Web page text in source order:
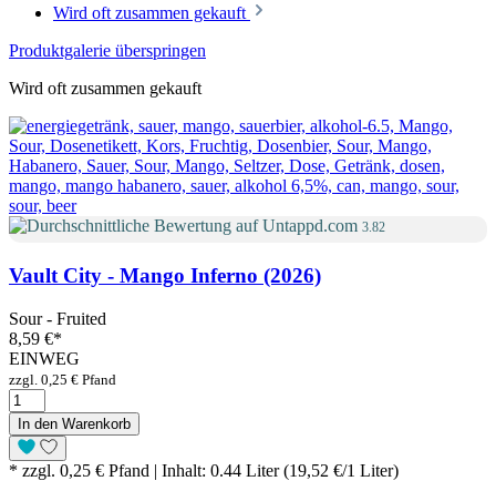
Wird oft zusammen gekauft
Produktgalerie überspringen
Wird oft zusammen gekauft
3.82
Vault City - Mango Inferno (2026)
Sour - Fruited
8,59 €*
EINWEG
zzgl. 0,25 € Pfand
In den Warenkorb
* zzgl. 0,25 € Pfand | Inhalt: 0.44 Liter (19,52 €/1 Liter)